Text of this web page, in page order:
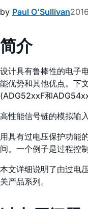
by Paul O'Sullivan
简介
设计具有鲁棒性的电子
能优势和其他优点。下
(ADG52xxF和
高性能信号链的模拟输
用具有过电压保护功能
间。一个例子是过程控
本文详细说明了由过电
关产品系列。